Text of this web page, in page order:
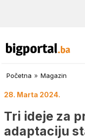
Početna » Magazin
28. Marta 2024.
Tri ideje za
adaptaciju